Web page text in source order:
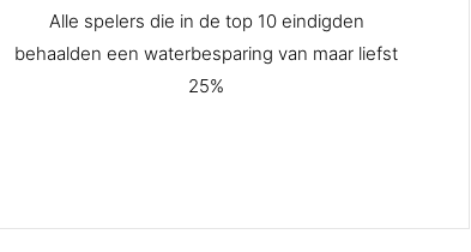
Alle spelers die in de top 10 eindigden
behaalden een waterbesparing van maar liefst
25%